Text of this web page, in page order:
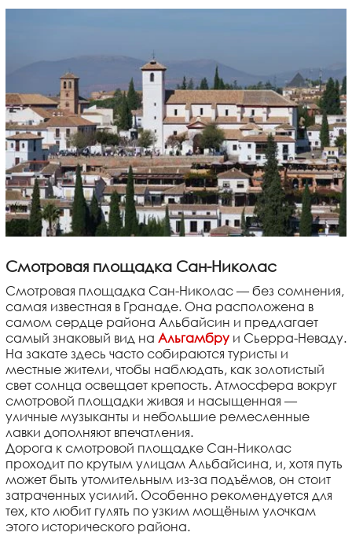
Смотровая площадка Сан-Николас
Смотровая площадка Сан-Николас — без сомнения,
самая известная в Гранаде. Она расположена в
самом сердце района Альбайсин и предлагает
самый знаковый вид на Альгамбруи Сьерра-Неваду.
На закате здесь часто собираются туристы и
местные жители, чтобы наблюдать, как золотистый
свет солнца освещает крепость. Атмосфера вокруг
смотровой площадки живая и насыщенная —
уличные музыканты и небольшие ремесленные
лавки дополняют впечатления.
Дорога к смотровой площадке Сан-Николас
проходит по крутым улицам Альбайсина, и, хотя путь
может быть утомительным из-за подъёмов, он стоит
затраченных усилий. Особенно рекомендуется для
тех, кто любит гулять по узким мощёным улочкам
этого исторического района.